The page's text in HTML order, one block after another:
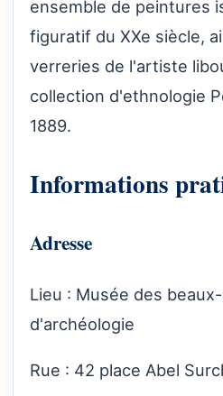
ensemble de peintures
figuratif du XXe siècle,
verreries de l'artiste
collection d'ethnologie
1889.
Informations
Adresse
Lieu : Musée des
d'archéologie
Rue : 42 place Abel